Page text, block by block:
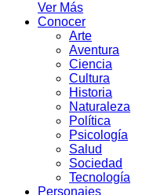
Ver Más
Conocer
Arte
Aventura
Ciencia
Cultura
Historia
Naturaleza
Política
Psicología
Salud
Sociedad
Tecnología
Personajes